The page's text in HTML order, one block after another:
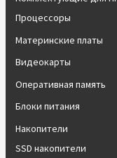
Процессоры
Материнские платы
Видеокарты
Оперативная память
Блоки питания
Накопители
SSD накопители